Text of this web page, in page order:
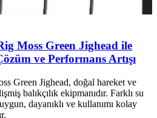
Moss Green Jighead ile
ve Performans Artışı
Green Jighead, doğal hareket ve
balıkçılık ekipmanıdır. Farklı su
dayanıklı ve kullanımı kolay